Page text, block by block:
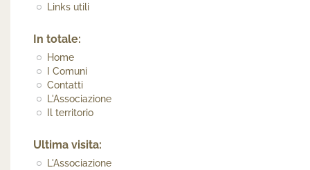
Links utili
In totale:
Home
I Comuni
Contatti
L'Associazione
Il territorio
Ultima visita:
L'Associazione